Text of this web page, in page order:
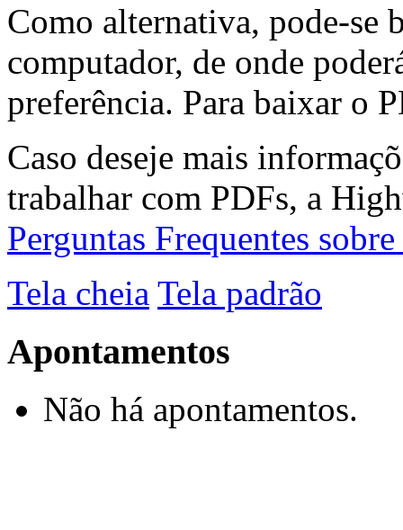
Como alternativa, pode-se
computador, de onde
preferência. Para baixar o
Caso deseje mais
trabalhar com PDFs, a
Perguntas Frequentes
Tela cheia Tela padrão
Apontamentos
Não há apontamentos.